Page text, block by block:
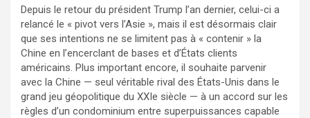
Depuis le retour du président Trump l’an dernier, celui-ci a
relancé le « pivot vers l’Asie », mais il est désormais clair
que ses intentions ne se limitent pas à « contenir » la
Chine en l’encerclant de bases et d’États clients
américains. Plus important encore, il souhaite parvenir
avec la Chine — seul véritable rival des États-Unis dans le
grand jeu géopolitique du XXIe siècle — à un accord sur les
règles d’un condominium entre superpuissances capable